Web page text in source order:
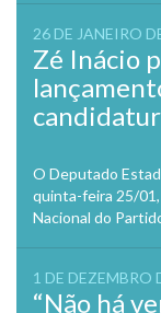
26 DE JANEIRO
Zé Inácio
O Deputado
quinta-feira 25/
Nacional do
1 DE DEZEMBRO
“Não há